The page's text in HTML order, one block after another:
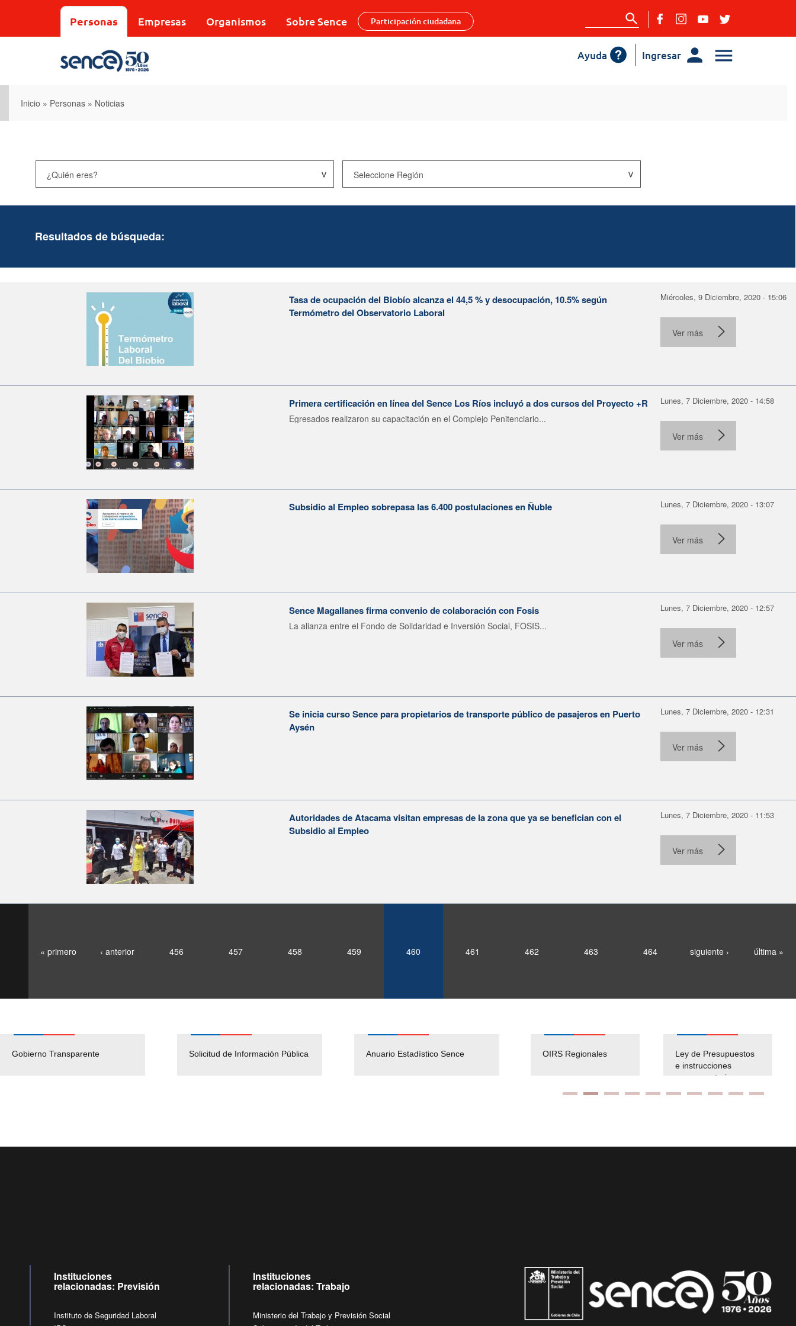
Personas Empresas Organismos Sobre Sence Participación ciudadana
Ingresar
Ayuda
Inicio » Personas » Noticias
Resultados de búsqueda:
Tasa de ocupación del Biobío alcanza el 44,5 % y desocupación, 10.5% según
Termómetro del Observatorio Laboral
Miércoles, 9 Diciembre, 2020 - 15:06
Ver más
Primera certificación en línea del Sence Los Ríos incluyó a dos cursos del Proyecto +R
Egresados realizaron su capacitación en el Complejo Penitenciario...
Lunes, 7 Diciembre, 2020 - 14:58
Ver más
Subsidio al Empleo sobrepasa las 6.400 postulaciones en Ñuble Lunes, 7 Diciembre, 2020 - 13:07
Ver más
Sence Magallanes firma convenio de colaboración con Fosis
La alianza entre el Fondo de Solidaridad e Inversión Social, FOSIS...
Lunes, 7 Diciembre, 2020 - 12:57
Ver más
Se inicia curso Sence para propietarios de transporte público de pasajeros en Puerto
Aysén
Lunes, 7 Diciembre, 2020 - 12:31
Ver más
Autoridades de Atacama visitan empresas de la zona que ya se benefician con el
Subsidio al Empleo
Lunes, 7 Diciembre, 2020 - 11:53
Ver más
« primero ‹ anterior 456 457 458 459 460 461 462 463 464 siguiente › última »
Gobierno Transparente Solicitud de Información Pública Anuario Estadístico Sence
Pago Proveedores
Empleos Públicos
Solicitud Audiencias y
OIRS Regionales
Ley de Presupuestos
e instrucciones
presuspuetarias
Instituciones
relacionadas: Previsión
Instituto de Seguridad Laboral
Instituciones
relacionadas: Trabajo
Ministerio del Trabajo y Previsión Social